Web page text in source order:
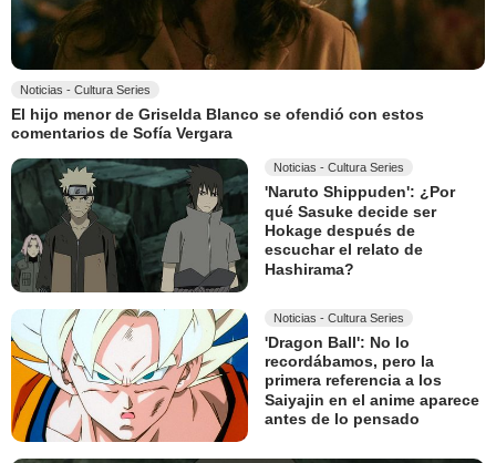
Noticias - Cultura Series
El hijo menor de Griselda Blanco se ofendió con estos
comentarios de Sofía Vergara
Noticias - Cultura Series
'Naruto Shippuden': ¿Por
qué Sasuke decide ser
Hokage después de
escuchar el relato de
Hashirama?
Noticias - Cultura Series
'Dragon Ball': No lo
recordábamos, pero la
primera referencia a los
Saiyajin en el anime aparece
antes de lo pensado